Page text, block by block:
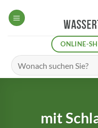
Inhalt
ONLINE-
Suchen
nach:
mit